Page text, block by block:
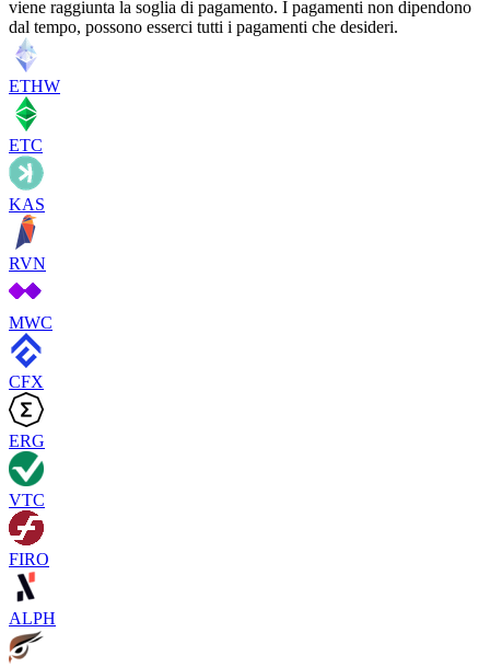
viene raggiunta la soglia di pagamento. I pagamenti non dipendono
dal tempo, possono esserci tutti i pagamenti che desideri.
ETHW
ETC
KAS
RVN
MWC
CFX
ERG
VTC
FIRO
ALPH